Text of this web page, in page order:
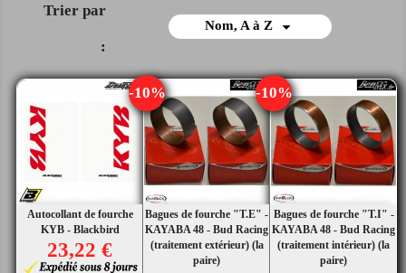
Trier par
:
Nom, A à Z 
Autocollant de fourche
KYB - Blackbird
23,22 €
Bagues de fourche "T.E" -
KAYABA 48 - Bud Racing
(traitement extérieur) (la
paire)
-10%
Bagues de fourche "T.I" -
KAYABA 48 - Bud Racing
(traitement intérieur) (la
paire)
-10%